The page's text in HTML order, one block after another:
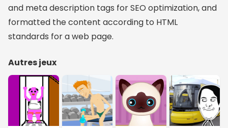
and meta description tags for SEO optimization, and
formatted the content according to HTML
standards for a web page.
Autres jeux